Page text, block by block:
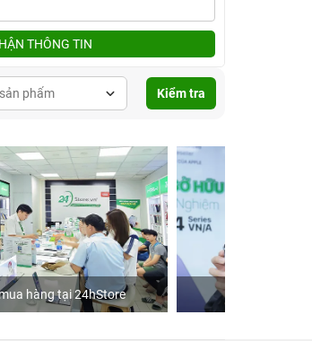
THÔNG TIN
Kiểm tra
Ca sĩ/Diễn viên Jun Phạm